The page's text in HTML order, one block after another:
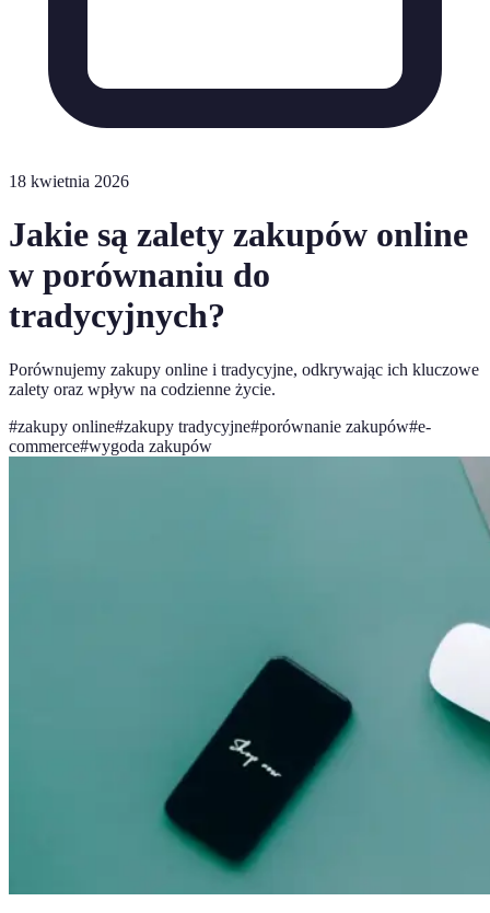
18 kwietnia 2026
Jakie są zalety zakupów online
w porównaniu do
tradycyjnych?
Porównujemy zakupy online i tradycyjne, odkrywając ich kluczowe
zalety oraz wpływ na codzienne życie.
#zakupy online#zakupy tradycyjne#porównanie zakupów#e-
commerce#wygoda zakupów